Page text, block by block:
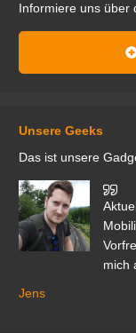
Informiere uns über
Unsere Geeks
Das ist unsere
mich
Jens